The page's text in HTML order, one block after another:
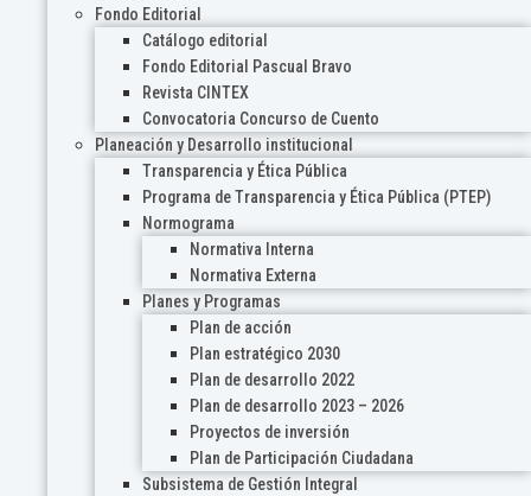
Fondo Editorial
Catálogo editorial
Fondo Editorial Pascual Bravo
Revista CINTEX
Convocatoria Concurso de Cuento
Planeación y Desarrollo institucional
Transparencia y Ética Pública
Programa de Transparencia y Ética Pública (PTEP)
Normograma
Normativa Interna
Normativa Externa
Planes y Programas
Plan de acción
Plan estratégico 2030
Plan de desarrollo 2022
Plan de desarrollo 2023 – 2026
Proyectos de inversión
Plan de Participación Ciudadana
Subsistema de Gestión Integral